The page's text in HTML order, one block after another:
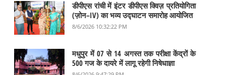
डीपीएस रांची में इंटर डीपीएस क्विज़ प्रतियोगिता
(ज़ोन–IV) का भव्य उद्घाटन समारोह आयोजित
8/6/2026 10:32:22 PM
मधुपुर में 07 से 14 अगस्त तक परीक्षा केंद्रों के
500 गज के दायरे में लागू रहेगी निषेधाज्ञा